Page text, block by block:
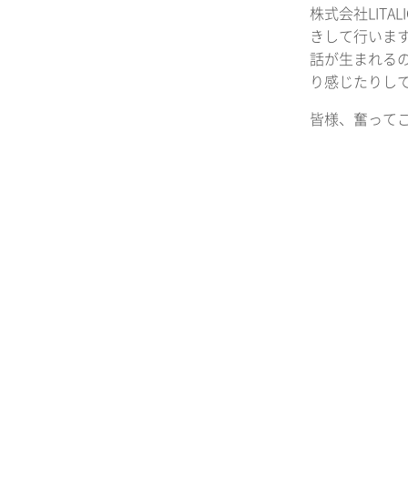
株式会社
きして行いま
話が生まれる
り感じたりし
皆様、奮って